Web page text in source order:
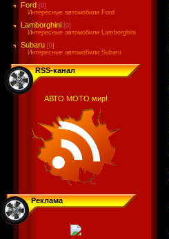
Ford [0]
Интересные автомобили Ford
Lamborghini [0]
Интересные автомобили Lamborghini
Subaru [0]
Интересные автомобили Subaru
RSS-канал
АВТО МОТО мир!
Реклама